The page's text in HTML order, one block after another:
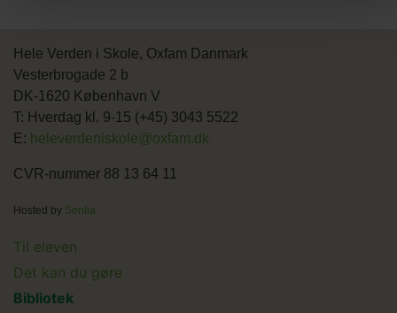
Hele Verden i Skole, Oxfam Danmark
Vesterbrogade 2 b
DK-1620 København V
T: Hverdag kl. 9-15 (+45) 3043 5522
E: heleverdeniskole@oxfam.dk
CVR-nummer 88 13 64 11
Hosted by Sentia
Main
menu
Til eleven
Det kan du gøre
Bibliotek